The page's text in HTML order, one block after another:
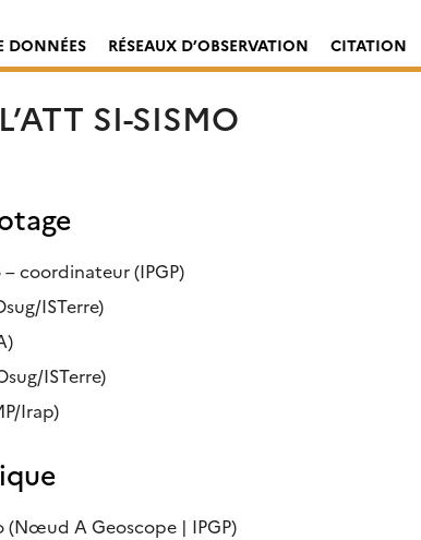
DONNÉES RÉSEAUX D’OBSERVATION CITATION
SI-SISMO
coordinateur (IPGP)
ISTerre)
ISTerre)
Irap)
(Nœud A Geoscope | IPGP)